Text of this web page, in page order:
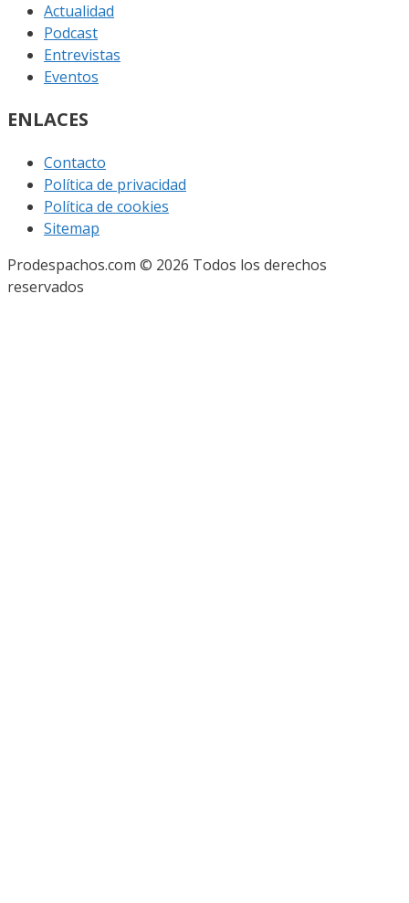
Actualidad
Podcast
Entrevistas
Eventos
ENLACES
Contacto
Política de privacidad
Política de cookies
Sitemap
Prodespachos.com © 2026 Todos los derechos
reservados